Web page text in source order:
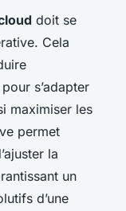
doit se
Cela
s’adapter
maximiser les
permet
la
un
d’une